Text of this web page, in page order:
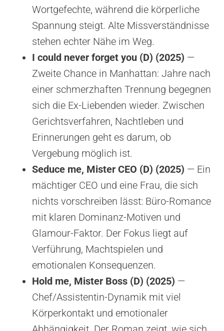
Wortgefechte, während die körperliche
Spannung steigt. Alte Missverständnisse
stehen echter Nähe im Weg.
I could never forget you (D) (2025) —
Zweite Chance in Manhattan: Jahre nach
einer schmerzhaften Trennung begegnen
sich die Ex-Liebenden wieder. Zwischen
Gerichtsverfahren, Nachtleben und
Erinnerungen geht es darum, ob
Vergebung möglich ist.
Seduce me, Mister CEO (D) (2025) — Ein
mächtiger CEO und eine Frau, die sich
nichts vorschreiben lässt: Büro-Romance
mit klaren Dominanz-Motiven und
Glamour-Faktor. Der Fokus liegt auf
Verführung, Machtspielen und
emotionalen Konsequenzen.
Hold me, Mister Boss (D) (2025) —
Chef/Assistentin-Dynamik mit viel
Körperkontakt und emotionaler